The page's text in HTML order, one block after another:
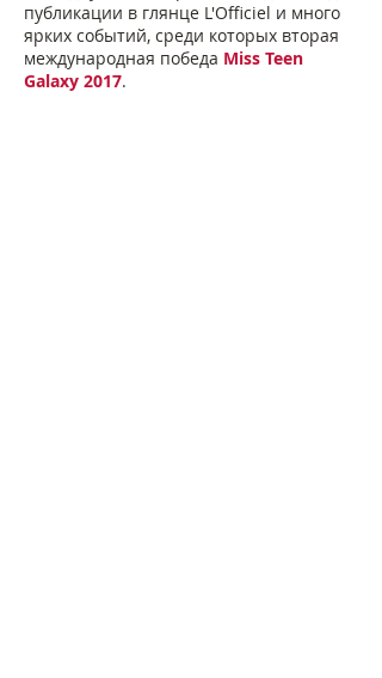
публикации в глянце L'Officiel и много
ярких событий, среди которых вторая
международная победа Miss Teen
Galaxy 2017.